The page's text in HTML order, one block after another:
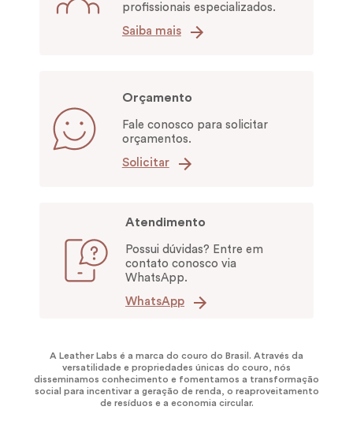
profissionais especializados.
Saiba mais
Orçamento
Fale conosco para solicitar
orçamentos.
Solicitar
Atendimento
Possui dúvidas? Entre em
contato conosco via
WhatsApp.
WhatsApp
A Leather Labs é a marca do couro do Brasil. Através da
versatilidade e propriedades únicas do couro, nós
disseminamos conhecimento e fomentamos a transformação
social para incentivar a geração de renda, o reaproveitamento
de resíduos e a economia circular.